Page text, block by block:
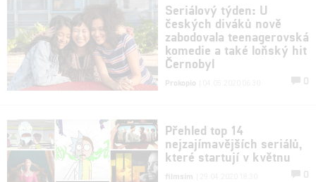
Seriálový týden: U
českých diváků nově
zabodovala teenagerovská
komedie a také loňský hit
Černobyl
Prokopio 0
Přehled top 14
nejzajímavějších seriálů,
které startují v květnu
filmsim 0